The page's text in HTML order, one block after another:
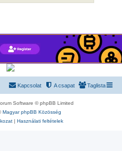
Taglista
A csapat
Kapcsolat
Software © phpBB Limited
Magyar phpBB Közösség
| Használati feltételek